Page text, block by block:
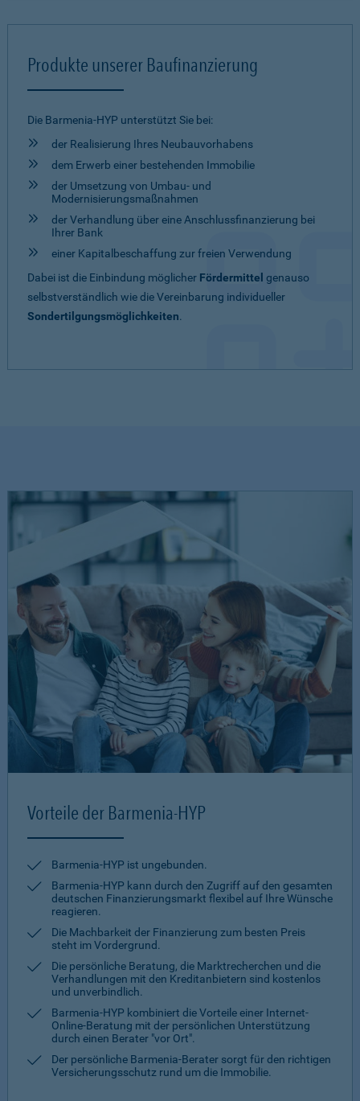
Produkte unserer Baufinanzierung
Die Barmenia-HYP unterstützt Sie bei:
der Realisierung Ihres Neubauvorhabens
dem Erwerb einer bestehenden Immobilie
der Umsetzung von Umbau- und
Modernisierungsmaßnahmen
der Verhandlung über eine Anschlussfinanzierung bei
Ihrer Bank
einer Kapitalbeschaffung zur freien Verwendung
Dabei ist die Einbindung möglicher Fördermittel genauso
selbstverständlich wie die Vereinbarung individueller
Sondertilgungsmöglichkeiten.
Vorteile der Barmenia-HYP
Barmenia-HYP ist ungebunden.
Barmenia-HYP kann durch den Zugriff auf den gesamten
deutschen Finanzierungsmarkt flexibel auf Ihre Wünsche
reagieren.
Die Machbarkeit der Finanzierung zum besten Preis
steht im Vordergrund.
Die persönliche Beratung, die Marktrecherchen und die
Verhandlungen mit den Kreditanbietern sind kostenlos
und unverbindlich.
Barmenia-HYP kombiniert die Vorteile einer Internet-
Online-Beratung mit der persönlichen Unterstützung
durch einen Berater "vor Ort".
Der persönliche Barmenia-Berater sorgt für den richtigen
Versicherungsschutz rund um die Immobilie.